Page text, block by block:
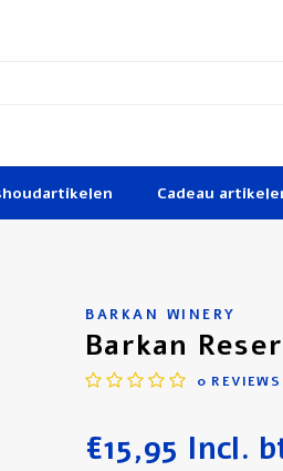
Cadeau
BARKAN WINERY
Barkan
0 REVIEWS
€15,95 Incl.